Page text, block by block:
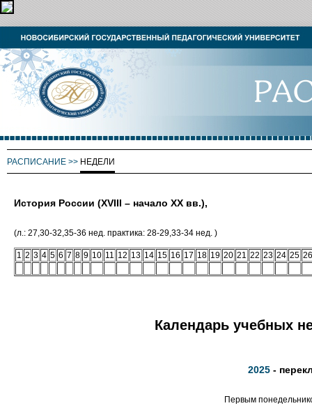
РАСПИСАНИЕ >> НЕДЕЛИ
История России (XVIII – начало ХХ вв.),
(л.: 27,30-32,35-36 нед. практика: 28-29,33-34 нед. )
1 2 3 4 5 6 7 8 9 10 11 12 13 14 15 16 17 18 19 20 21 22 23 24 25 26
Календарь учебных
2025 -
Первым